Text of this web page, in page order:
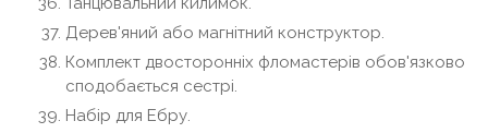
Дерев'яний або магнітний конструктор.
Комплект двосторонніх фломастерів обов'язково
сподобається сестрі.
Набір для Ебру.